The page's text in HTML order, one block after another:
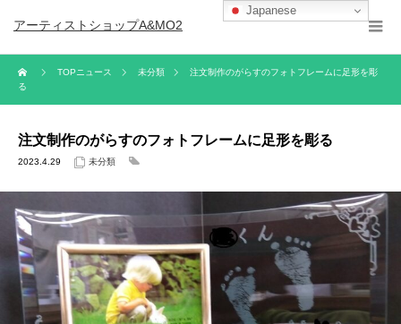
アーティストショップA&MO2
TOPニュース 未分類
注文制作のがらすのフォトフレームに足形を彫
る
注文制作のがらすのフォトフレームに足形を彫る
2023.4.29 未分類
Japanese